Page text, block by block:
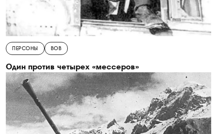
ПЕРСОНЫ ВОВ
Один против четырех «мессеров»